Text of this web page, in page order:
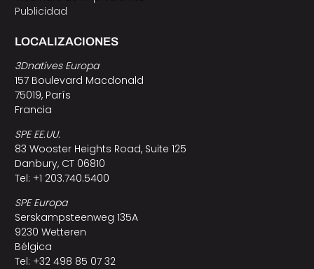
Publicidad
LOCALIZACIONES
3Dnatives Europa
157 Boulevard Macdonald
75019, París
Francia
SPE EE.UU.
83 Wooster Heights Road, Suite 125
Danbury, CT 06810
Tel: +1 203.740.5400
SPE Europa
Serskampsteenweg 135A
9230 Wetteren
Bélgica
Tel: +32 498 85 07 32